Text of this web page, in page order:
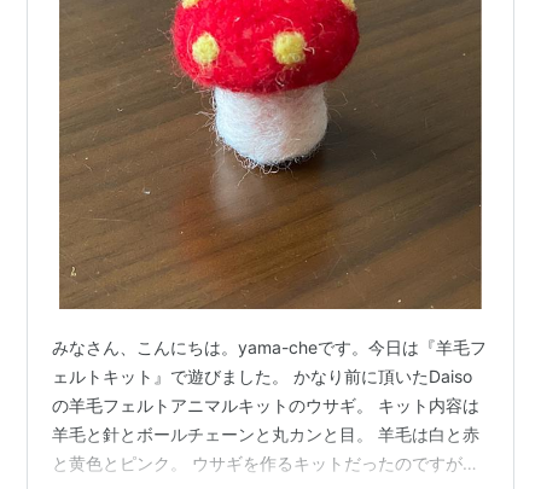
みなさん、こんにちは。yama-cheです。今日は『羊毛フ
ェルトキット』で遊びました。 かなり前に頂いたDaiso
の羊毛フェルトアニマルキットのウサギ。 キット内容は
羊毛と針とボールチェーンと丸カンと目。 羊毛は白と赤
と黄色とピンク。 ウサギを作るキットだったのですが、